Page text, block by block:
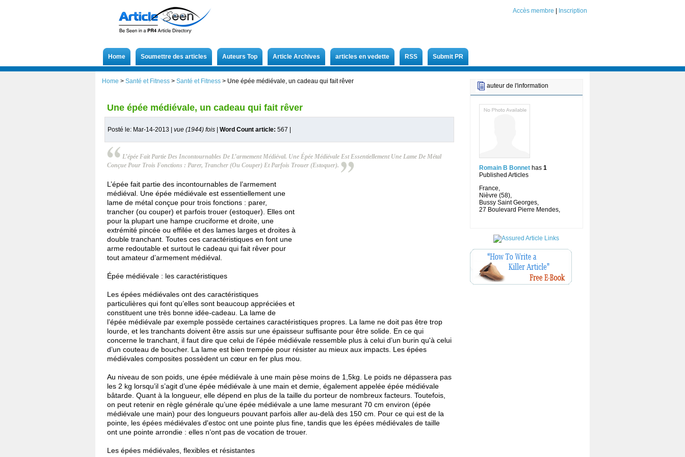
Accès membre Inscription
Home Soumettre des articles Auteurs Top Article Archives articles en vedette RSS Submit PR
auteur de l'information
Romain B Bonnet has 1
Published Articles
France,
Nièvre (58),
Bussy Saint Georges,
27 Boulevard Pierre Mendes,
Home > Santé et Fitness > Santé et Fitness > Une épée médiévale, un cadeau qui fait rêver
Une épée médiévale, un cadeau qui fait rêver
Posté le: Mar-14-2013 | vue (1944) fois Word Count article: 567
L’épée Fait Partie Des Incontournables De L’armement Médiéval. Une Épée Médiévale Est Essentiellement Une Lame De Métal
Conçue Pour Trois Fonctions : Parer, Trancher (ou Couper) Et Parfois Trouer (estoquer).
L’épée fait partie des incontournables de l’armement
médiéval. Une épée médiévale est essentiellement une
lame de métal conçue pour trois fonctions : parer,
trancher (ou couper) et parfois trouer (estoquer). Elles ont
pour la plupart une hampe cruciforme et droite, une
extrémité pincée ou effilée et des lames larges et droites à
double tranchant. Toutes ces caractéristiques en font une
arme redoutable et surtout le cadeau qui fait rêver pour
tout amateur d’armement médiéval.
Épée médiévale : les caractéristiques
Les épées médiévales ont des caractéristiques
particulières qui font qu’elles sont beaucoup appréciées et
constituent une très bonne idée-cadeau. La lame de
l’épée médiévale par exemple possède certaines caractéristiques propres. La lame ne doit pas être trop
lourde, et les tranchants doivent être assis sur une épaisseur suffisante pour être solide. En ce qui
concerne le tranchant, il faut dire que celui de l’épée médiévale ressemble plus à celui d’un burin qu'à celui
d’un couteau de boucher. La lame est bien trempée pour résister au mieux aux impacts. Les épées
médiévales composites possèdent un cœur en fer plus mou.
Au niveau de son poids, une épée médiévale à une main pèse moins de 1,5kg. Le poids ne dépassera pas
les 2 kg lorsqu’il s’agit d’une épée médiévale à une main et demie, également appelée épée médiévale
bâtarde. Quant à la longueur, elle dépend en plus de la taille du porteur de nombreux facteurs. Toutefois,
on peut retenir en règle générale qu’une épée médiévale a une lame mesurant 70 cm environ (épée
médiévale une main) pour des longueurs pouvant parfois aller au-delà des 150 cm. Pour ce qui est de la
pointe, les épées médiévales d'estoc ont une pointe plus fine, tandis que les épées médiévales de taille
ont une pointe arrondie : elles n’ont pas de vocation de trouer.
Les épées médiévales, flexibles et résistantes